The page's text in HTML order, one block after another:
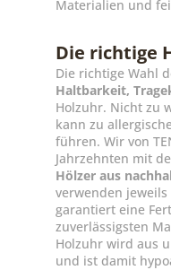
Materialien und
Die richtige
Die richtige Wahl
Haltbarkeit,
Holzuhr. Nicht zu
kann zu
führen. Wir von
Jahrzehnten mit
Hölzer aus
verwenden
garantiert eine
zuverlässigsten
Holzuhr wird aus
und ist damit